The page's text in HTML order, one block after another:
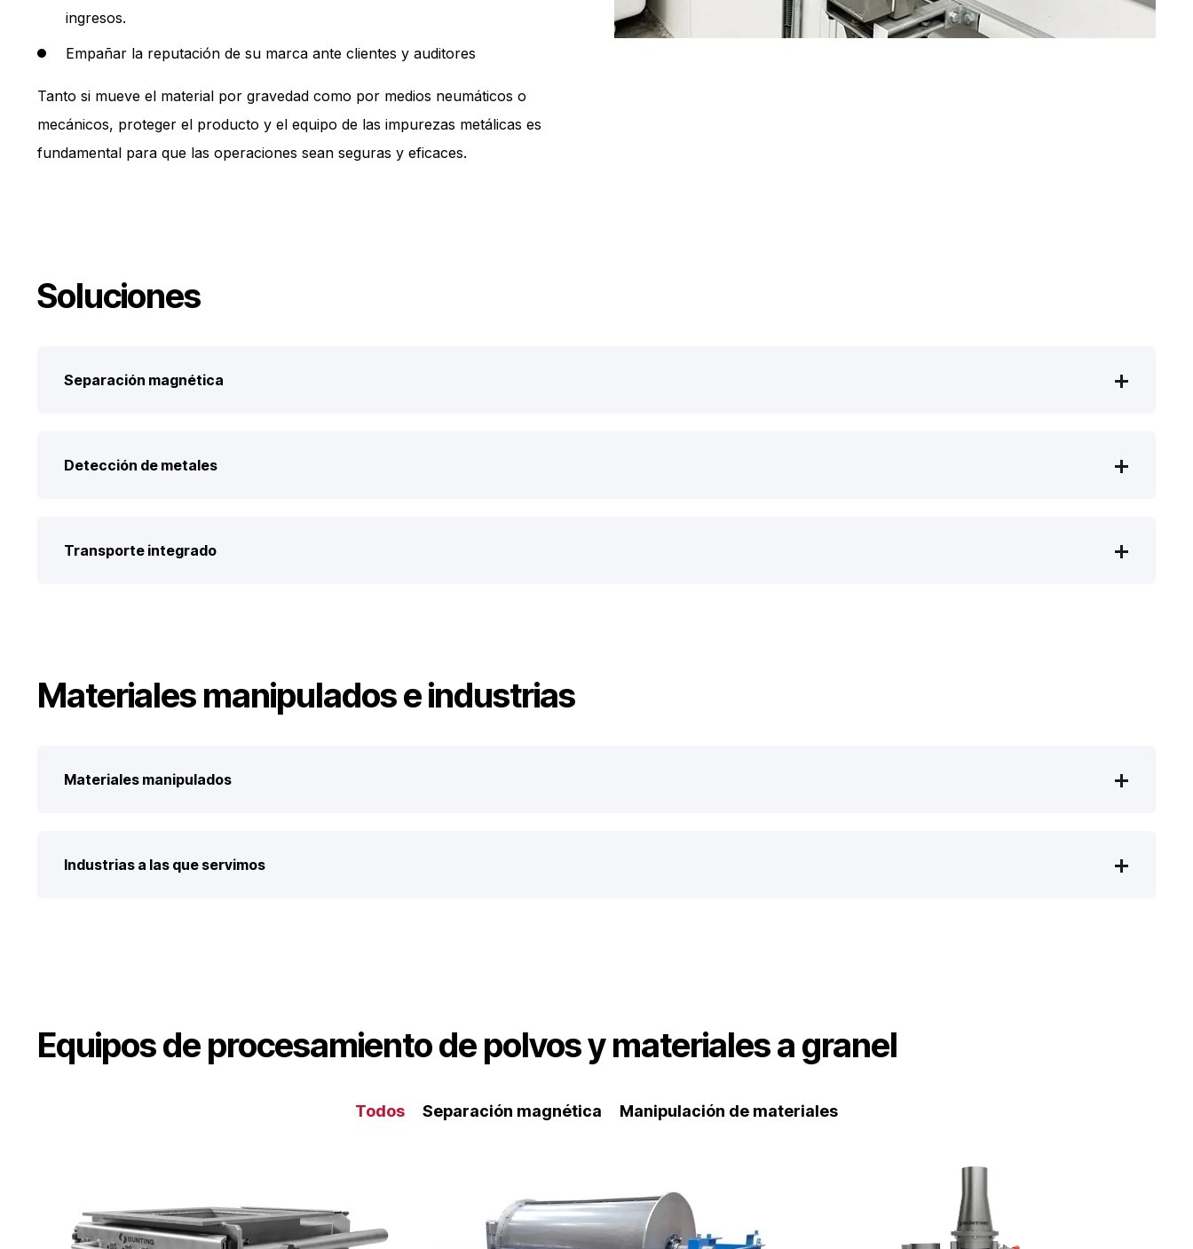
ingresos.
Empañar la reputación de su marca ante clientes y auditores
Tanto si mueve el material por gravedad como por medios neumáticos o
mecánicos, proteger el producto y el equipo de las impurezas metálicas es
fundamental para que las operaciones sean seguras y eficaces.
Soluciones
Separación magnética
Detección de metales
Transporte integrado
Materiales manipulados e industrias
Materiales manipulados
Industrias a las que servimos
Equipos de procesamiento de polvos y materiales a granel
Todos Separación magnética Manipulación de materiales